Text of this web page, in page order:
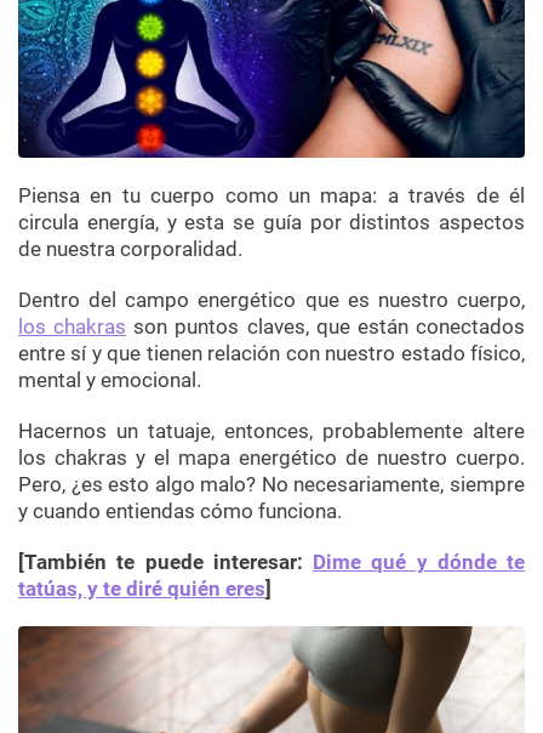
Piensa en tu cuerpo como un mapa: a través de él
circula energía, y esta se guía por distintos aspectos
de nuestra corporalidad.
Dentro del campo energético que es nuestro cuerpo,
los chakras son puntos claves, que están conectados
entre sí y que tienen relación con nuestro estado físico,
mental y emocional.
Hacernos un tatuaje, entonces, probablemente altere
los chakras y el mapa energético de nuestro cuerpo.
Pero, ¿es esto algo malo? No necesariamente, siempre
y cuando entiendas cómo funciona.
[También te puede interesar: Dime qué y dónde te
tatúas, y te diré quién eres]